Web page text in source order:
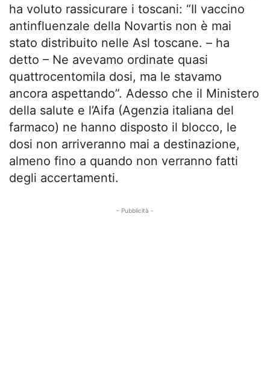
ha voluto rassicurare i toscani: “Il vaccino
antinfluenzale della Novartis non è mai
stato distribuito nelle Asl toscane. – ha
detto – Ne avevamo ordinate quasi
quattrocentomila dosi, ma le stavamo
ancora aspettando”. Adesso che il Ministero
della salute e l’Aifa (Agenzia italiana del
farmaco) ne hanno disposto il blocco, le
dosi non arriveranno mai a destinazione,
almeno fino a quando non verranno fatti
degli accertamenti.
- Pubblicità -